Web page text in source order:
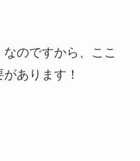
なのですから、ここ
あります！